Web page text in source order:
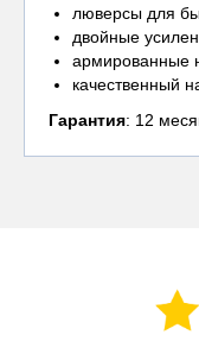
люверсы для
двойные
армированные
качественный
Гарантия: 12